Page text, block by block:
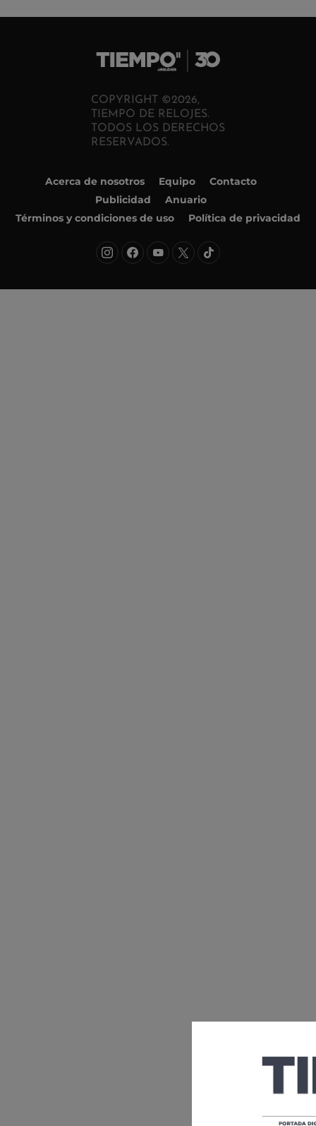
COPYRIGHT ©2026,
TIEMPO DE RELOJES.
TODOS LOS DERECHOS
RESERVADOS.
Acerca de nosotros Equipo
Contacto
Publicidad
Anuario
Términos y condiciones de uso
Política de privacidad